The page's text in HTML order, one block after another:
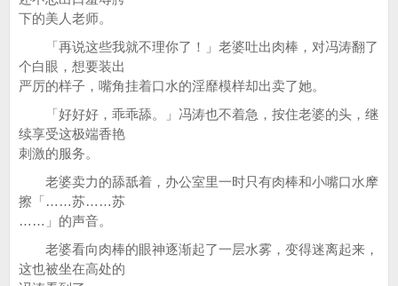
下的美人老师。
「再说这些我就不理你了！」老婆吐出肉棒，对冯涛翻了
个白眼，想要装出
严厉的样子，嘴角挂着口水的淫靡模样却出卖了她。
「好好好，乖乖舔。」冯涛也不着急，按住老婆的头，继
续享受这极端香艳
刺激的服务。
老婆卖力的舔舐着，办公室里一时只有肉棒和小嘴口水摩
擦「……苏……苏
……」的声音。
老婆看向肉棒的眼神逐渐起了一层水雾，变得迷离起来，
这也被坐在高处的